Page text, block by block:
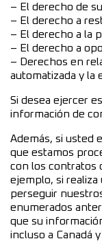
– El derecho de
– El derecho a
– El derecho a la
– El derecho a
– Derechos en
automatizada y la
Si desea ejercer
información de
Además, si usted
que estamos
con los contratos
ejemplo, si realiza
perseguir
enumerados
que su
incluso a Canadá